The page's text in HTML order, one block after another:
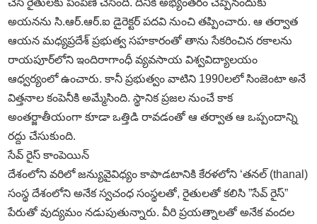
చేసి రైతులకు పంపిణీ చేసింది. దీనికి అభ్యంతరం చెప్పినందుకు
అయనను సి.ఆర్‌.ఆర్‌.ఐ డైరెక్టర్‌ పదవి నుంచి తప్పించారు. ఆ తర్వాత
ఆయన మధ్యప్రదేశ్‌ ప్రభుత్వ సహకారంతో తాను సేకరించిన రకాలను
రాయపూర్‌లోని ఇందిరాగాంధీ వ్యవసాయ విశ్వవిద్యాలయం
ఆధ్వర్యంలో ఉంచారు. కానీ ప్రభుత్వం వాటిని 1990లలో సింజెంటా అనే
విత్తనాల కంపెనీకి అమ్మేసింది. స్థానిక ప్రజల నుంచే కాక
అంతర్జాతీయంగా కూడా ఒత్తిడి రావడంతో ఆ తర్వాత ఆ ఒప్పందాన్ని
రద్దు చేసుకుంది.
సేవ్‌ రైస్‌ కాంపెయిన్‌
దేశంలోని వరిలో జన్యువైవిధ్యం కాపాడటానికి కేరళలోని ‘తనల్‌ (thanal)
సంస్థ దేశంలోని అనేక స్వచంధ సంస్థలతో, రైతులతో కలిసి ”సేవ్‌ రైస్‌”
పేరుతో వుద్యమం నడుపుతున్నారు. వీరి ప్రయత్నాలతో అనేక వందల